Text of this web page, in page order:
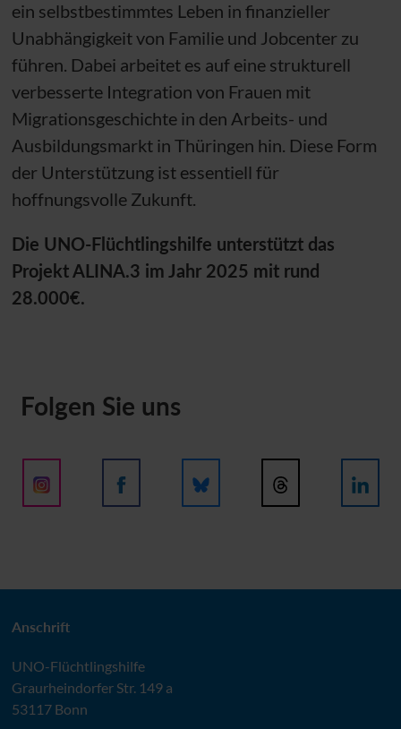
ein selbstbestimmtes Leben in finanzieller
Unabhängigkeit von Familie und Jobcenter zu
führen. Dabei arbeitet es auf eine strukturell
verbesserte Integration von Frauen mit
Migrationsgeschichte in den Arbeits- und
Ausbildungsmarkt in Thüringen hin. Diese Form
der Unterstützung ist essentiell für
hoffnungsvolle Zukunft.
Die UNO-Flüchtlingshilfe unterstützt das
Projekt ALINA.3 im Jahr 2025 mit rund
28.000€.
Folgen Sie uns
Anschrift
UNO-Flüchtlingshilfe
Graurheindorfer Str. 149 a
53117 Bonn